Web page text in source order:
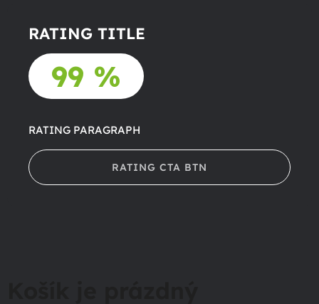
RATING TITLE
99 %
RATING PARAGRAPH
RATING CTA BTN